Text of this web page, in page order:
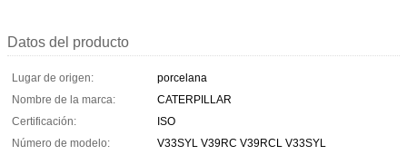
Datos del producto
Lugar de origen:
porcelana
Nombre de la marca:
CATERPILLAR
Certificación:
ISO
Número de modelo:
V33SYL V39RC V39RCL V33SYL